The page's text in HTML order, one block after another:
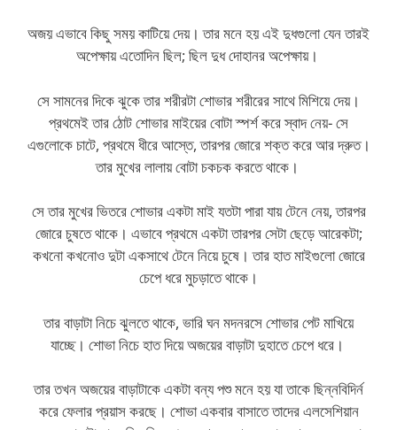
অজয় এভাবে কিছু সময় কাটিয়ে দেয়। তার মনে হয় এই দুধগুলো যেন তারই
অপেক্ষায় এতোদিন ছিল; ছিল দুধ দোহানর অপেক্ষায়।
সে সামনের দিকে ঝুকে তার শরীরটা শোভার শরীরের সাথে মিশিয়ে দেয়।
প্রথমেই তার ঠোট শোভার মাইয়ের বোটা স্পর্শ করে স্বাদ নেয়- সে
এগুলোকে চাটে, প্রথমে ধীরে আস্তে, তারপর জোরে শক্ত করে আর দ্রুত।
তার মুখের লালায় বোটা চকচক করতে থাকে।
সে তার মুখের ভিতরে শোভার একটা মাই যতটা পারা যায় টেনে নেয়, তারপর
জোরে চুষতে থাকে। এভাবে প্রথমে একটা তারপর সেটা ছেড়ে আরেকটা;
কখনো কখনোও দুটা একসাথে টেনে নিয়ে চুষে। তার হাত মাইগুলো জোরে
চেপে ধরে মুচড়াতে থাকে।
তার বাড়াটা নিচে ঝুলতে থাকে, ভারি ঘন মদনরসে শোভার পেট মাখিয়ে
যাচ্ছে। শোভা নিচে হাত দিয়ে অজয়ের বাড়াটা দুহাতে চেপে ধরে।
তার তখন অজয়ের বাড়াটাকে একটা বন্য পশু মনে হয় যা তাকে ছিন্নবিদির্ন
করে ফেলার প্রয়াস করছে। শোভা একবার বাসাতে তাদের এলসেশিয়ান